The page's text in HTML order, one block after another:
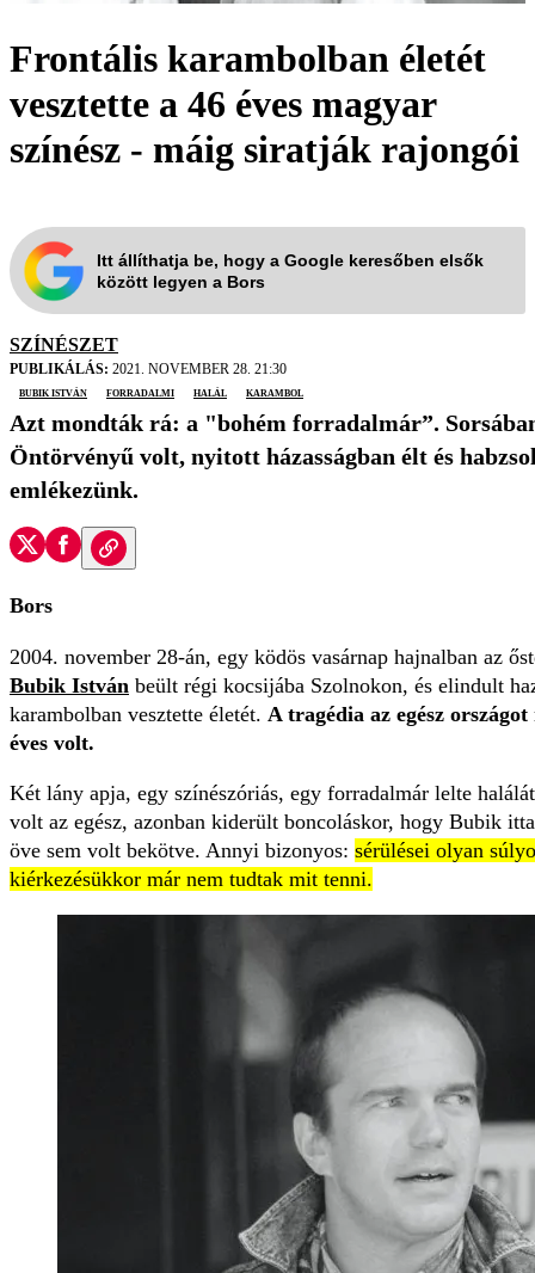
Frontális karambolban életét
vesztette a 46 éves magyar
színész - máig siratják rajongói
Itt állíthatja be, hogy a Google keresőben elsők
között legyen a Bors
SZÍNÉSZET
PUBLIKÁLÁS: 2021. NOVEMBER 28. 21:30
Bubik István
forradalmi halál karambol
Azt mondták rá: a "bohém forradalmár”.
Öntörvényű volt, nyitott házasságban élt és
emlékezünk.
Bors
2004. november 28-án, egy ködös vasárnap hajnalban az
Bubik István beült régi kocsijába Szolnokon, és elindult
karambolban vesztette életét. A tragédia az egész
éves volt.
Két lány apja, egy színészóriás, egy forradalmár lelte
volt az egész, azonban kiderült boncoláskor, hogy Bubik
öve sem volt bekötve. Annyi bizonyos: sérülései olyan
kiérkezésükkor már nem tudtak mit tenni.